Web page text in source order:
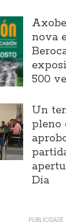
nova
500
Un
pleno
Día